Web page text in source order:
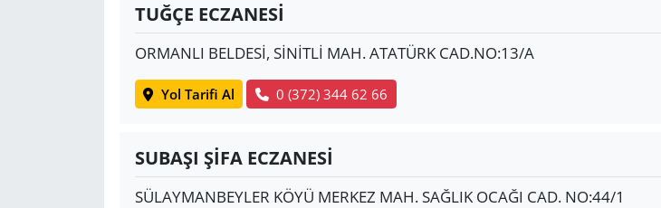
TUĞÇE ECZANESİ
ORMANLI BELDESİ, SİNİTLİ MAH. ATATÜRK CAD.NO:13/A
Yol Tarifi Al 0 (372) 344 62 66
SUBAŞI ŞİFA ECZANESİ
SÜLAYMANBEYLER KÖYÜ MERKEZ MAH. SAĞLIK OCAĞI CAD. NO:44/1